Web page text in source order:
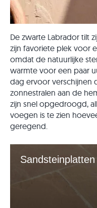
De zwarte Labrador tilt
zijn favoriete plek voor
omdat de natuurlijke
warmte voor een paar
dag ervoor verschijnen
zonnestralen aan de
zijn snel opgedroogd,
voegen is te zien
geregend.